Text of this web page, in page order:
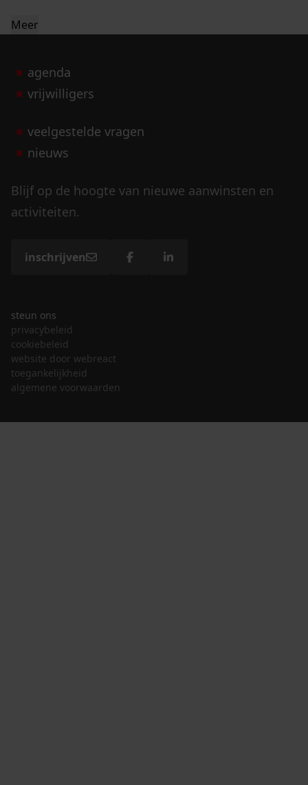
Meer
agenda
vrijwilligers
veelgestelde vragen
nieuws
Blijf op de hoogte van nieuwe aanwinsten en
activiteiten.
inschrijven
steun ons
privacybeleid
cookiebeleid
website door webreact
toegankelijkheid
algemene voorwaarden